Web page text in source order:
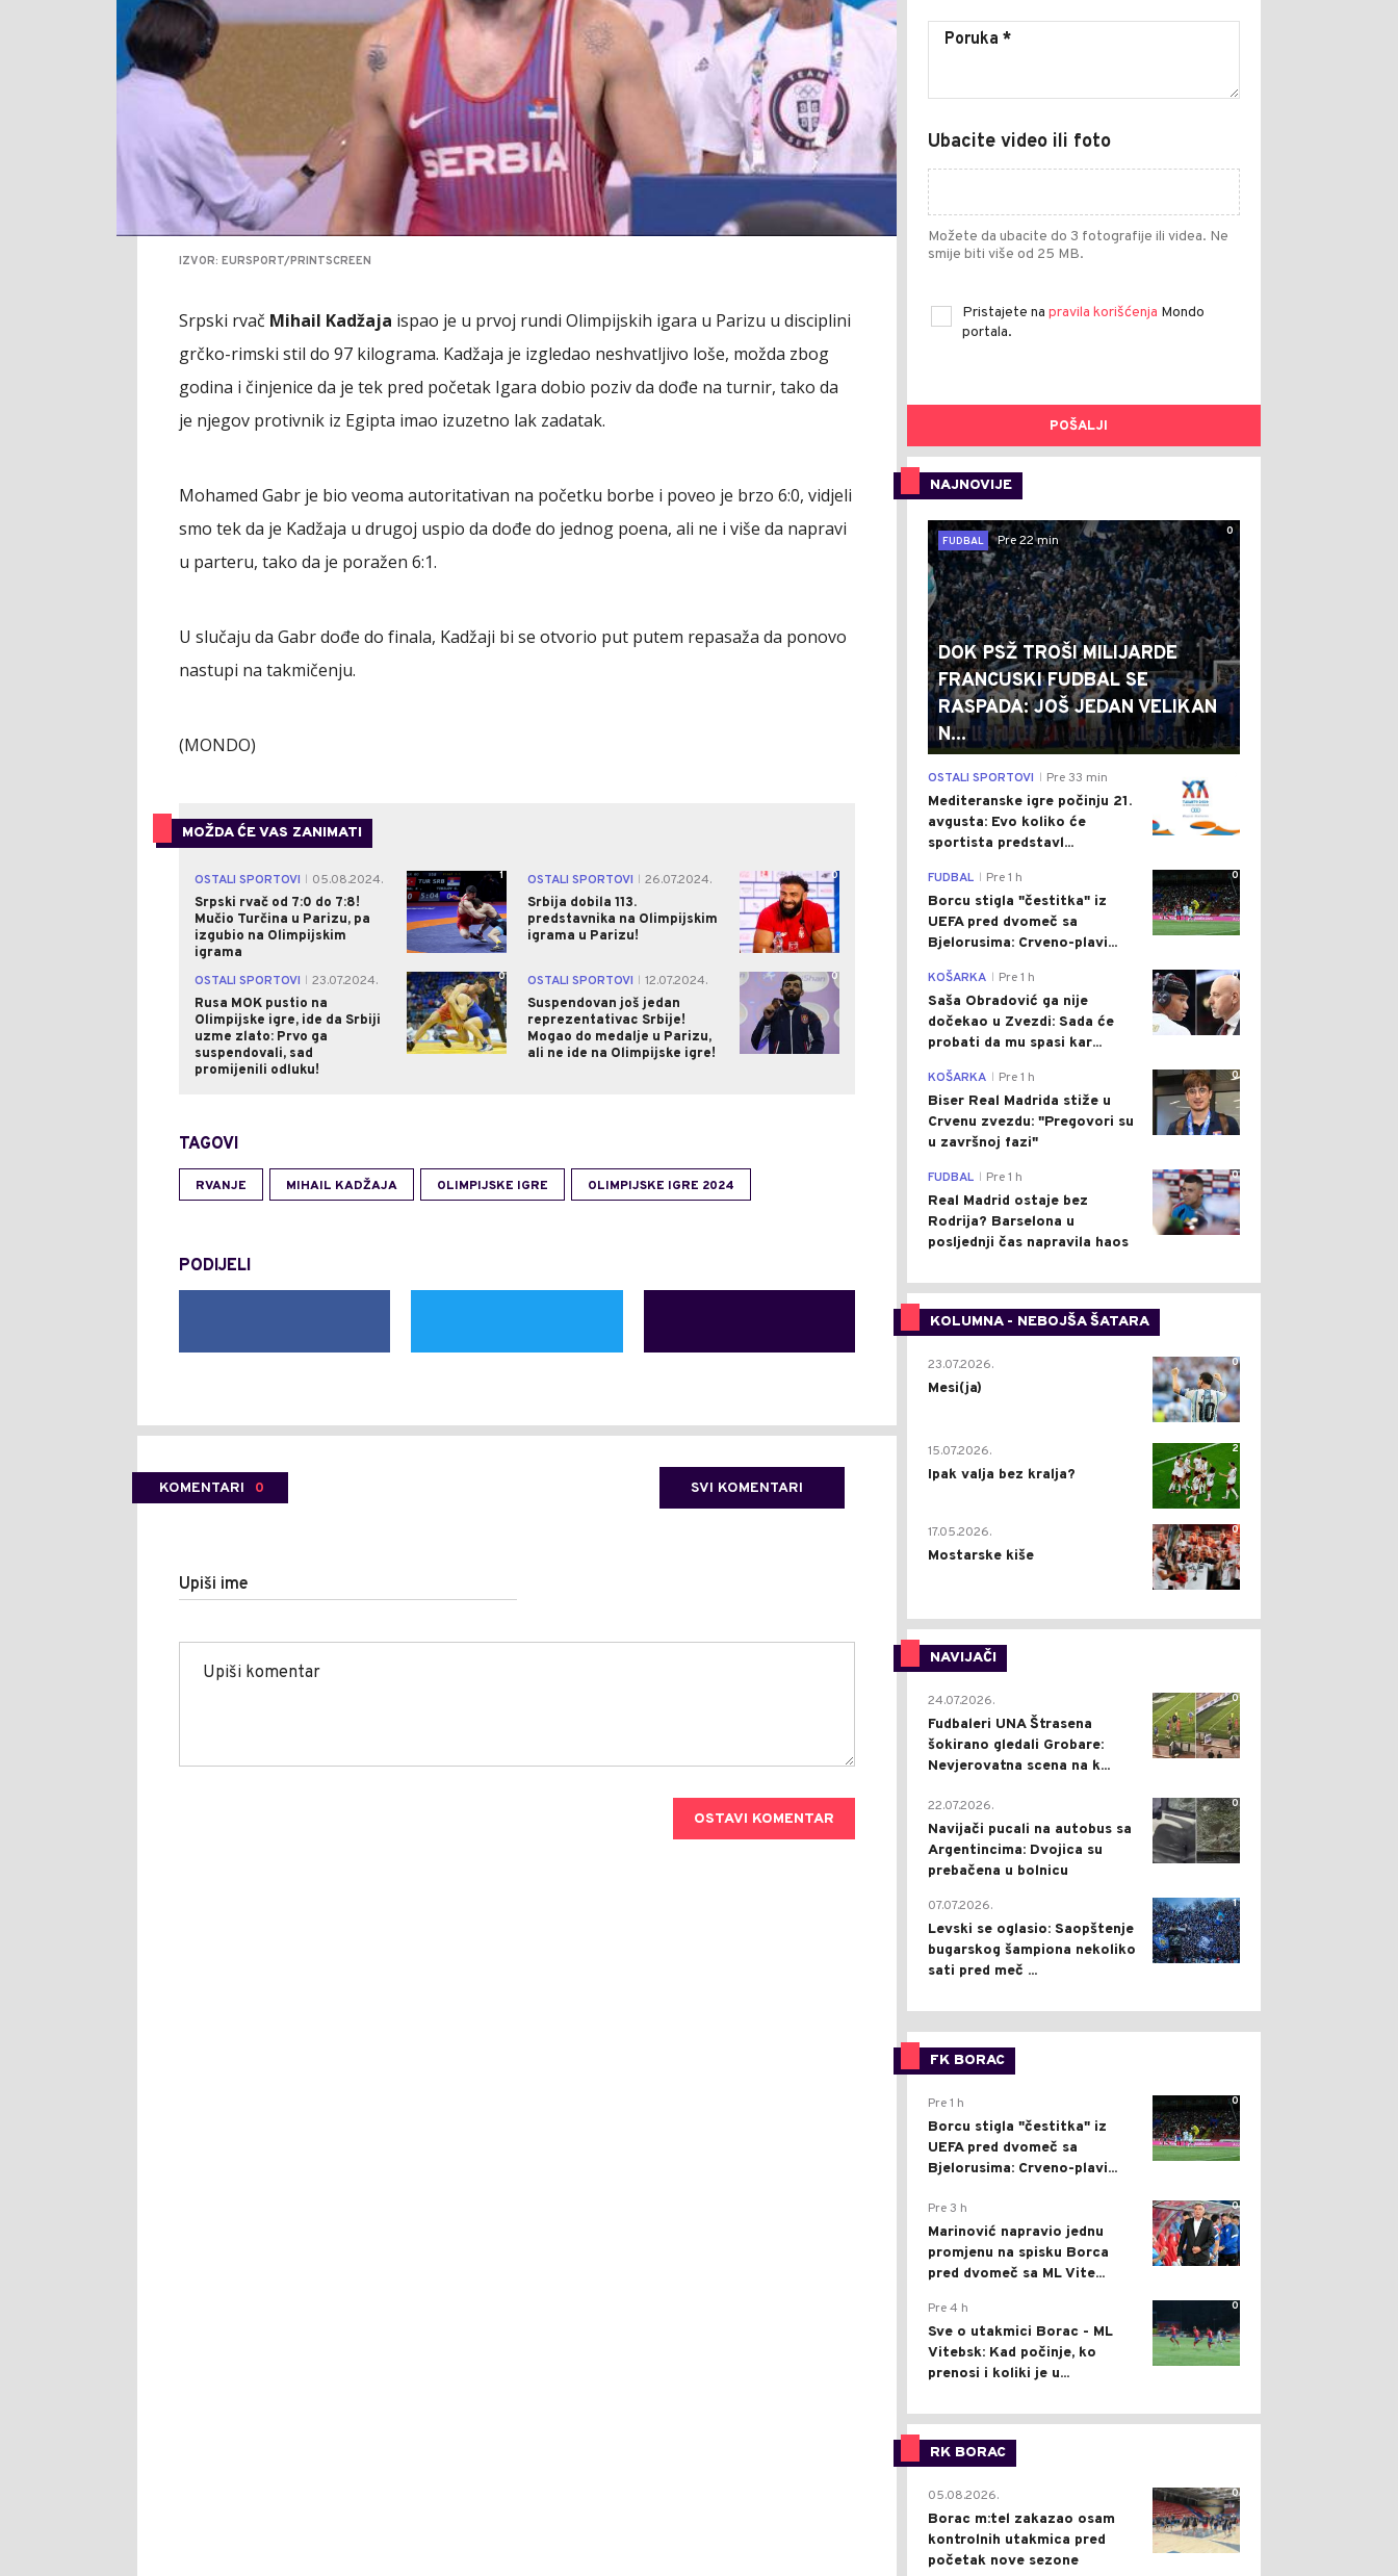
IZVOR: EURSPORT/PRINTSCREEN
Srpski rvač Mihail Kadžaja ispao je u prvoj rundi Olimpijskih igara u Parizu u disciplini
grčko-rimski stil do 97 kilograma. Kadžaja je izgledao neshvatljivo loše, možda zbog
godina i činjenice da je tek pred početak Igara dobio poziv da dođe na turnir, tako da
je njegov protivnik iz Egipta imao izuzetno lak zadatak.
Mohamed Gabr je bio veoma autoritativan na početku borbe i poveo je brzo 6:0, vidjeli
smo tek da je Kadžaja u drugoj uspio da dođe do jednog poena, ali ne i više da napravi
u parteru, tako da je poražen 6:1.
U slučaju da Gabr dođe do finala, Kadžaji bi se otvorio put putem repasaža da ponovo
nastupi na takmičenju.
(MONDO)
MOŽDA ĆE VAS ZANIMATI
OSTALI SPORTOVI
05.08.2024.
Srpski rvač od 7:0 do 7:8!
Mučio Turčina u Parizu, pa
izgubio na Olimpijskim
igrama
1 OSTALI SPORTOVI
26.07.2024.
Srbija dobila 113.
predstavnika na Olimpijskim
igrama u Parizu!
0
OSTALI SPORTOVI
23.07.2024.
Rusa MOK pustio na
Olimpijske igre, ide da Srbiji
uzme zlato: Prvo ga
suspendovali, sad
promijenili odluku!
0 OSTALI SPORTOVI
12.07.2024.
Suspendovan još jedan
reprezentativac Srbije!
Mogao do medalje u Parizu,
ali ne ide na Olimpijske igre!
0
TAGOVI
RVANJE MIHAIL KADŽAJA OLIMPIJSKE IGRE OLIMPIJSKE IGRE 2024
PODIJELI
KOMENTARI 0 SVI KOMENTARI
Upiši ime
OSTAVI KOMENTAR
Ubacite video ili foto
Možete da ubacite do 3 fotografije ili videa. Ne
smije biti više od 25 MB.
Pristajete na pravila korišćenja Mondo
portala.
POŠALJI
NAJNOVIJE
0
FUDBAL
Pre 22 min
DOK PSŽ TROŠI MILIJARDE
FRANCUSKI FUDBAL SE
RASPADA: JOŠ JEDAN VELIKAN
N...
OSTALI SPORTOVI Pre 33 min
Mediteranske igre počinju 21.
avgusta: Evo koliko će
sportista predstavl...
0
FUDBAL Pre 1 h
Borcu stigla "čestitka" iz
UEFA pred dvomeč sa
Bjelorusima: Crveno-plavi...
0
KOŠARKA Pre 1 h
Saša Obradović ga nije
dočekao u Zvezdi: Sada će
probati da mu spasi kar...
0
KOŠARKA Pre 1 h
Biser Real Madrida stiže u
Crvenu zvezdu: "Pregovori su
u završnoj fazi"
0
FUDBAL Pre 1 h
Real Madrid ostaje bez
Rodrija? Barselona u
posljednji čas napravila haos
KOLUMNA - NEBOJŠA ŠATARA
0
23.07.2026.
Mesi(ja)
2
15.07.2026.
Ipak valja bez kralja?
0
17.05.2026.
Mostarske kiše
NAVIJAČI
0
24.07.2026.
Fudbaleri UNA Štrasena
šokirano gledali Grobare:
Nevjerovatna scena na k...
0
22.07.2026.
Navijači pucali na autobus sa
Argentincima: Dvojica su
prebačena u bolnicu
1
07.07.2026.
Levski se oglasio: Saopštenje
bugarskog šampiona nekoliko
sati pred meč ...
FK BORAC
0
Pre 1 h
Borcu stigla "čestitka" iz
UEFA pred dvomeč sa
Bjelorusima: Crveno-plavi...
0
Pre 3 h
Marinović napravio jednu
promjenu na spisku Borca
pred dvomeč sa ML Vite...
0
Pre 4 h
Sve o utakmici Borac - ML
Vitebsk: Kad počinje, ko
prenosi i koliki je u...
RK BORAC
0
05.08.2026.
Borac m:tel zakazao osam
kontrolnih utakmica pred
početak nove sezone